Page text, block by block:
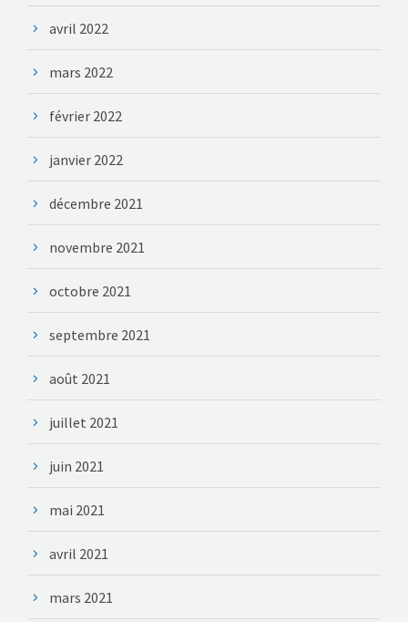
avril 2022
mars 2022
février 2022
janvier 2022
décembre 2021
novembre 2021
octobre 2021
septembre 2021
août 2021
juillet 2021
juin 2021
mai 2021
avril 2021
mars 2021